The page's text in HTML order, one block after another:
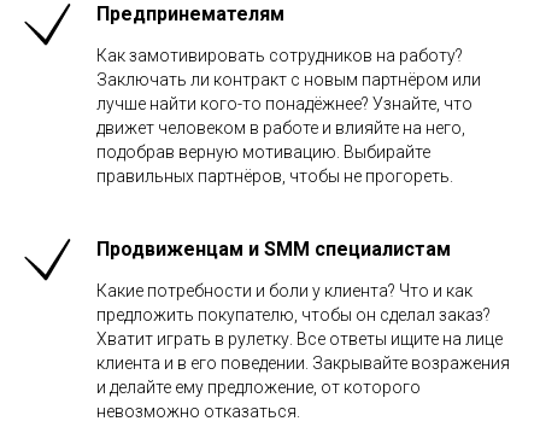
Предпринемателям
Как замотивировать сотрудников на работу?
Заключать ли контракт с новым партнёром или
лучше найти кого-то понадёжнее? Узнайте, что
движет человеком в работе и влияйте на него,
подобрав верную мотивацию. Выбирайте
правильных партнёров, чтобы не прогореть.
Продвиженцам и SMM специалистам
Какие потребности и боли у клиента? Что и как
предложить покупателю, чтобы он сделал заказ?
Хватит играть в рулетку. Все ответы ищите на лице
клиента и в его поведении. Закрывайте возражения
и делайте ему предложение, от которого
невозможно отказаться.